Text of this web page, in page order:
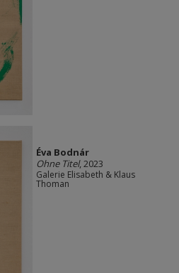
Éva Bodnár
Ohne Titel, 2023
Galerie Elisabeth & Klaus
Thoman